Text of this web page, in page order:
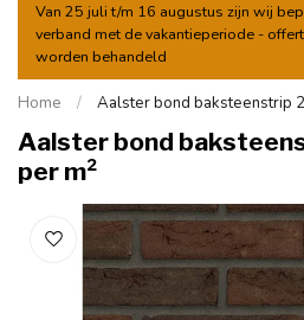
Van 25 juli t/m 16 augustus zijn wij
verband met de vakantieperiode -
worden behandeld
Home / Aalster bond baksteenstrip
Aalster bond
per m²